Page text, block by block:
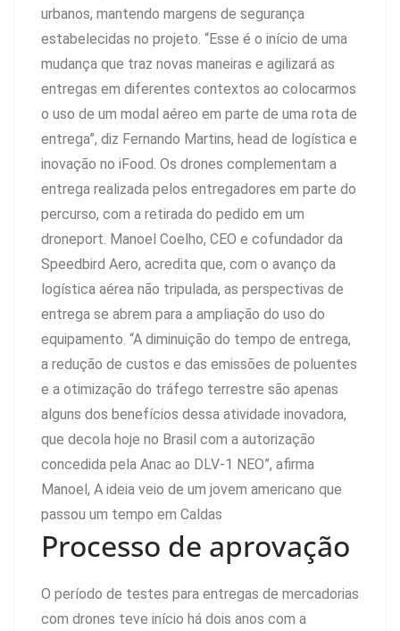
urbanos, mantendo margens de segurança
estabelecidas no projeto. “Esse é o início de uma
mudança que traz novas maneiras e agilizará as
entregas em diferentes contextos ao colocarmos
o uso de um modal aéreo em parte de uma rota de
entrega”, diz Fernando Martins, head de logística e
inovação no iFood. Os drones complementam a
entrega realizada pelos entregadores em parte do
percurso, com a retirada do pedido em um
droneport. Manoel Coelho, CEO e cofundador da
Speedbird Aero, acredita que, com o avanço da
logística aérea não tripulada, as perspectivas de
entrega se abrem para a ampliação do uso do
equipamento. “A diminuição do tempo de entrega,
a redução de custos e das emissões de poluentes
e a otimização do tráfego terrestre são apenas
alguns dos benefícios dessa atividade inovadora,
que decola hoje no Brasil com a autorização
concedida pela Anac ao DLV-1 NEO”, afirma
Manoel, A ideia veio de um jovem americano que
passou um tempo em Caldas
Processo de aprovação
O período de testes para entregas de mercadorias
com drones teve início há dois anos com a